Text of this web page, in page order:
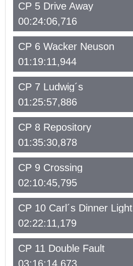
CP 5 Drive Away
00:24:06,716
CP 6 Wacker Neuson
01:19:11,944
CP 7 Ludwig´s
01:25:57,886
CP 8 Repository
01:35:30,878
CP 9 Crossing
02:10:45,795
CP 10 Carl´s Dinner Light
02:22:11,179
CP 11 Double Fault
03:16:14,673